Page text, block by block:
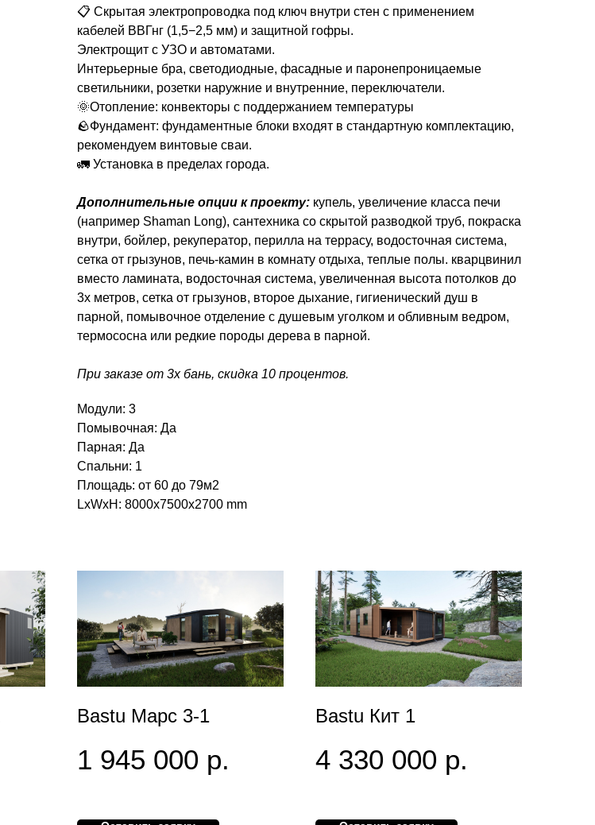
📋 Скрытая электропроводка под ключ внутри стен с применением
кабелей ВВГнг (1,5−2,5 мм) и защитной гофры.
Электрощит с УЗО и автоматами.
Интерьерные бра, светодиодные, фасадные и паронепроницаемые
светильники, розетки наружние и внутренние, переключатели.
🌞Отопление: конвекторы с поддержанием температуры
🪨Фундамент: фундаментные блоки входят в стандартную комплектацию,
рекомендуем винтовые сваи.
🚛 Установка в пределах города.
Дополнительные опции к проекту: купель, увеличение класса печи
(например Shaman Long), сантехника со скрытой разводкой труб, покраска
внутри, бойлер, рекуператор, перилла на террасу, водосточная система,
сетка от грызунов, печь-камин в комнату отдыха, теплые полы. кварцвинил
вместо ламината, водосточная система, увеличенная высота потолков до
3х метров, сетка от грызунов, второе дыхание, гигиенический душ в
парной, помывочное отделение с душевым уголком и обливным ведром,
термососна или редкие породы дерева в парной.
При заказе от 3х бань, скидка 10 процентов.
Модули: 3
Помывочная: Да
Парная: Да
Спальни: 1
Площадь: от 60 до 79м2
LxWxH: 8000x7500x2700 mm
Bastu Марс 3-1
1 945 000 р.
Bastu Кит 1
4 330 000 р.